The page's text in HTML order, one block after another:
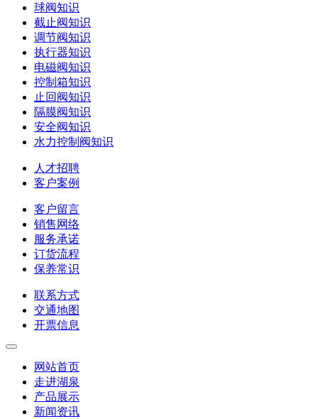
球阀知识
截止阀知识
调节阀知识
执行器知识
电磁阀知识
控制箱知识
止回阀知识
隔膜阀知识
安全阀知识
水力控制阀知识
人才招聘
客户案例
客户留言
销售网络
服务承诺
订货流程
保养常识
联系方式
交通地图
开票信息
网站首页
走进湖泉
产品展示
新闻资讯